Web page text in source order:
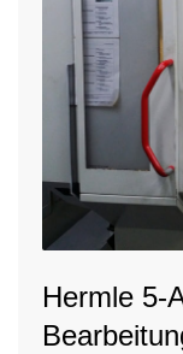
Hermle 5-